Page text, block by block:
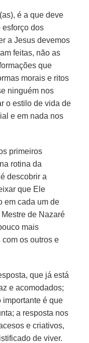
é a que deve
esforço dos
a Jesus devemos
feitas, não as
que
morais e ritos
ninguém nos
o estilo de vida de
e em nada nos
primeiros
rotina da
descobrir a
que Ele
em cada um de
de Nazaré
mais
os outros e
que já está
e acomodados;
importante é que
a resposta nos
e criativos,
de viver.